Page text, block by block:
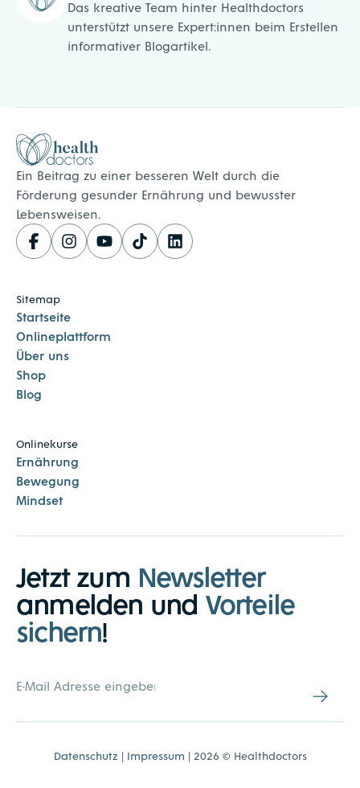
Das kreative Team hinter Healthdoctors
unterstützt unsere Expert:innen beim Erstellen
informativer Blogartikel.
Healthdoctors
Ein Beitrag zu einer besseren Welt durch die
Förderung gesunder Ernährung und bewusster
Lebensweisen.
Sitemap
Startseite
Onlineplattform
Über uns
Shop
Blog
Onlinekurse
Ernährung
Bewegung
Mindset
Jetzt zum Newsletter
anmelden und Vorteile
sichern!
Datenschutz | Impressum | 2026 © Healthdoctors